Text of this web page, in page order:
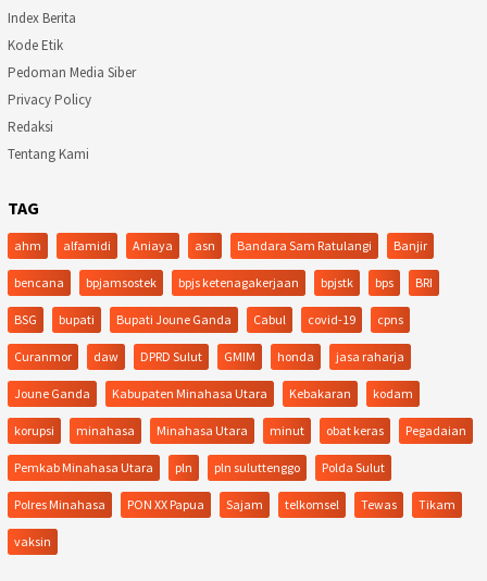
Index Berita
Kode Etik
Pedoman Media Siber
Privacy Policy
Redaksi
Tentang Kami
TAG
ahm alfamidi Aniaya asn Bandara Sam Ratulangi Banjir
bencana bpjamsostek bpjs ketenagakerjaan bpjstk bps BRI
BSG bupati Bupati Joune Ganda Cabul covid-19 cpns
Curanmor daw DPRD Sulut GMIM honda jasa raharja
Joune Ganda Kabupaten Minahasa Utara Kebakaran kodam
korupsi minahasa Minahasa Utara minut obat keras Pegadaian
Pemkab Minahasa Utara pln pln suluttenggo Polda Sulut
Polres Minahasa PON XX Papua Sajam telkomsel Tewas Tikam
vaksin